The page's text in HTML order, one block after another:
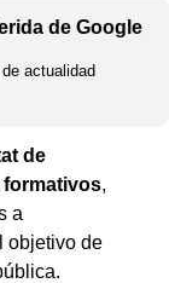
de Google
actualidad
de
,
a
objetivo de